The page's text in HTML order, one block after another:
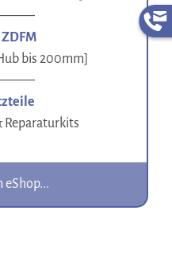
bis 200mm]
Reparaturkits
eShop...